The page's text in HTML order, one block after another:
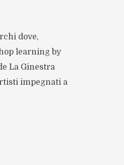
dove,
learning by
La Ginestra
impegnati a